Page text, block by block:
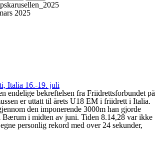
2025
Italia 16.-19. juli
endelige bekreftelsen fra Friidrettsforbundet på
er uttatt til årets U18 EM i friidrett i Italia.
den imponerende 3000m han gjorde
Bærum i midten av juni. Tiden 8.14,28 var ikke
personlig rekord med over 24 sekunder,